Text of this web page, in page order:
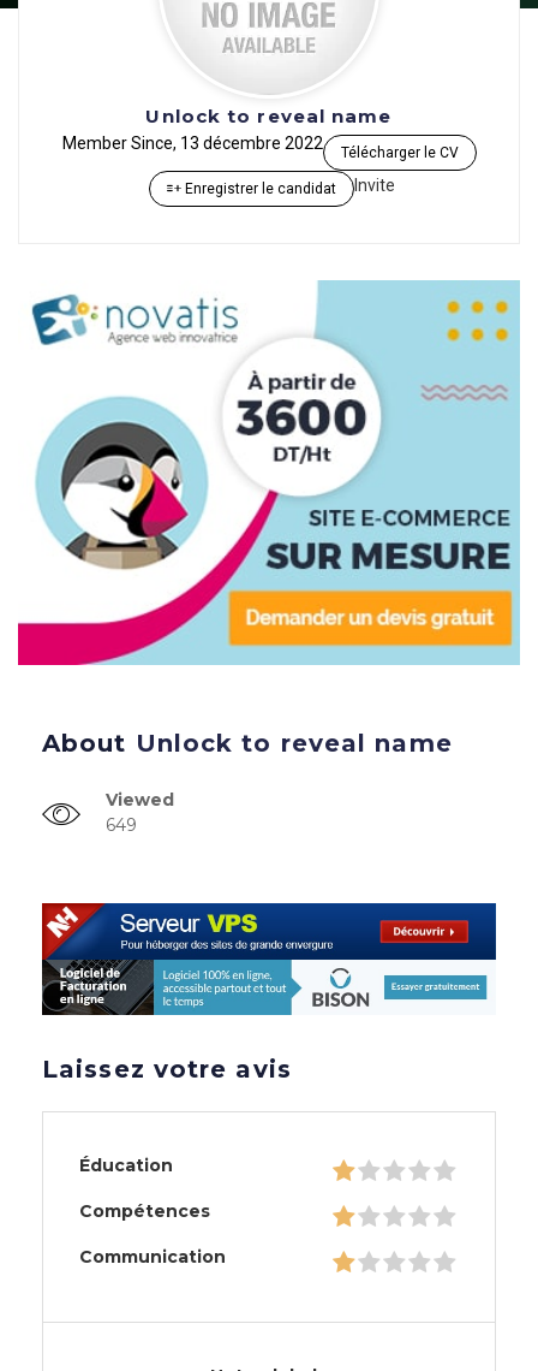
Unlock to reveal name
Member Since, 13 décembre 2022 Télécharger le CV
Enregistrer le candidat Invite
About Unlock to reveal name
Viewed
649
Laissez votre avis
Éducation
Compétences
Communication